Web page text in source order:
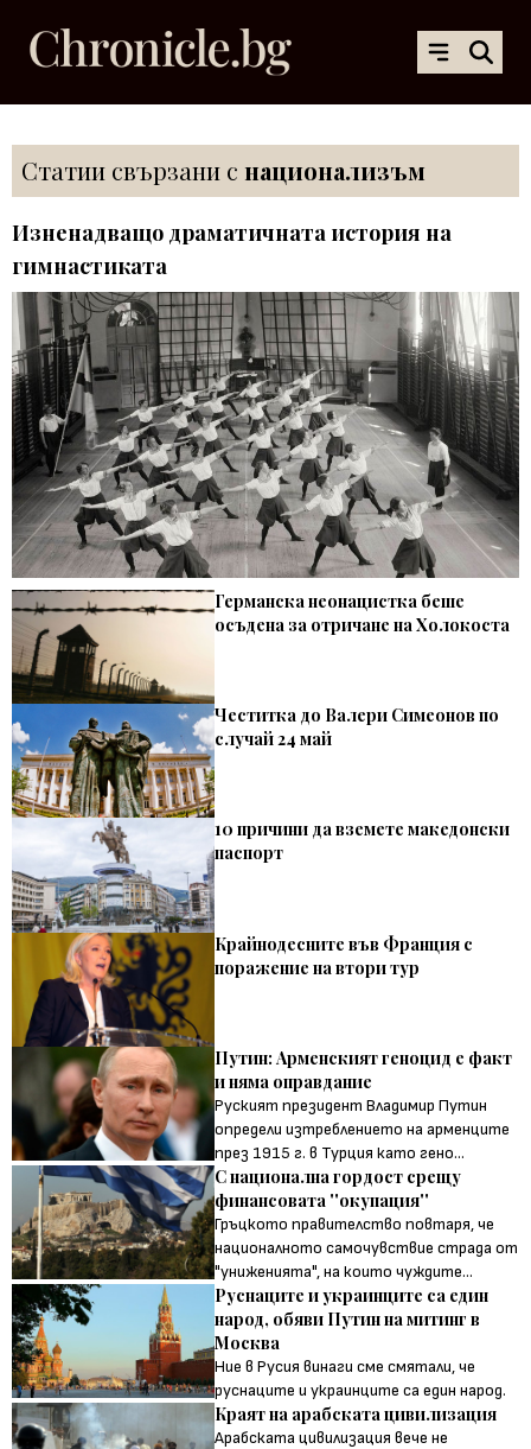
Статии свързани с национализъм
Изненадващо драматичната история на
гимнастиката
Германска неонацистка беше
осъдена за отричане на Холокоста
Честитка до Валери Симеонов по
случай ‪24 май‬
10 причини да вземете македонски
паспорт
Крайнодесните във Франция с
поражение на втори тур
Путин: Арменският геноцид е факт
и няма оправдание
Руският президент Владимир Путин
определи изтреблението на арменците
през 1915 г. в Турция като гено...
С национална гордост срещу
финансовата ''окупация''
Гръцкото правителство повтаря, че
националното самочувствие страда от
"униженията", на които чуждите...
Руснаците и украинците са един
народ, обяви Путин на митинг в
Москва
Ние в Русия винаги сме смятали, че
руснаците и украинците са един народ.
Краят на арабската цивилизация
Арабската цивилизация вече не